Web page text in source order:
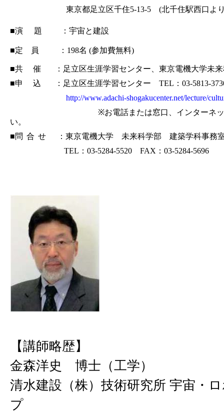
東京都足立区千住5-13-5 (北千住駅西口 よ
■演題 ： 宇宙と建設
■定 員 ： 198名 (参加費無料)
■共 催 ： 足立区生涯学習センター、東京電機大学未
■申 込 ： 足立区生涯学習センター TEL ： 03-5813-
http://www.adachi-shogakucenter.net/lecture/
※お電話または窓口、インターネ
い。
■問合せ ： 東京電機大学 未来科学部 建築学科事務
TEL ： 03-5284-5520 FAX ： 03-5284-5696
【講師略歴】
金森洋史 博士（工学）
清水建設（株）技術研究所 宇宙・
プ